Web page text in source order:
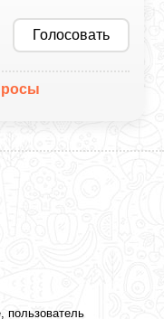
Голосовать